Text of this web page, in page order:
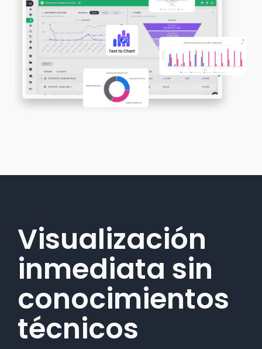
Visualización
inmediata sin
conocimientos
técnicos
Más tiempo
para pensar,
menos para
construir